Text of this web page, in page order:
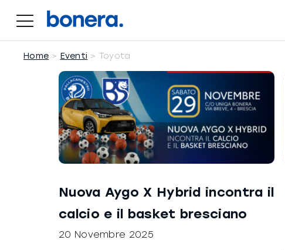
contenuto
Home Eventi Toyota
Nuova Aygo X Hybrid incontra il
calcio e il basket bresciano
20 Novembre 2025